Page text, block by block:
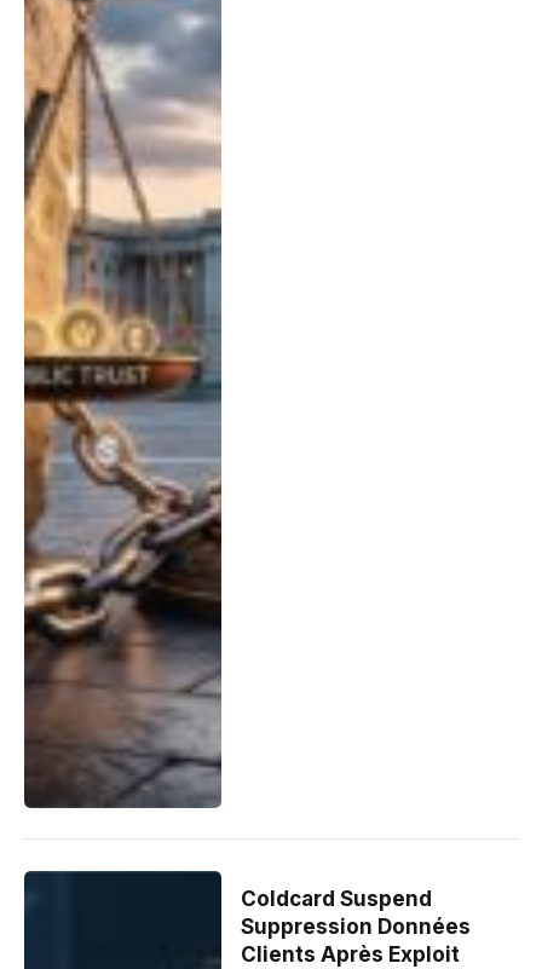
Coldcard Suspend
Suppression Données
Clients Après Exploit